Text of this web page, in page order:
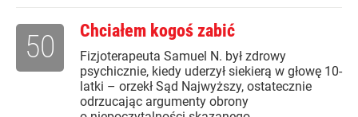
Chciałem kogoś zabić
Fizjoterapeuta Samuel N. był zdrowy
psychicznie, kiedy uderzył siekierą w głowę 10-
latki – orzekł Sąd Najwyższy, ostatecznie
odrzucając argumenty obrony
50